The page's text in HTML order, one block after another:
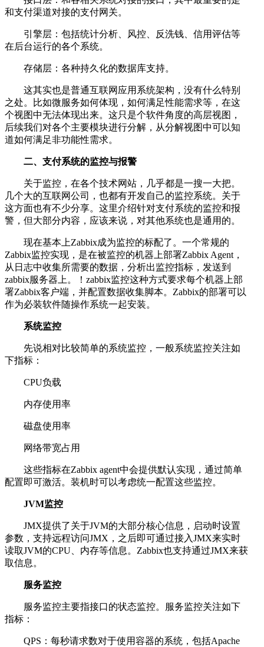
和支付渠道对接的支付网关。
引擎层：包括统计分析、风控、反洗钱、信用评估等
在后台运行的各个系统。
存储层：各种持久化的数据库支持。
这其实也是普通互联网应用系统架构，没有什么特别
之处。比如微服务如何体现，如何满足性能需求等，在这
个视图中无法体现出来。这只是个软件角度的高层视图，
后续我们对各个主要模块进行分解，从分解视图中可以知
道如何满足非功能性需求。
二、支付系统的监控与报警
关于监控，在各个技术网站，几乎都是一搜一大把。
几个大的互联网公司，也都有开发自己的监控系统。关于
这方面也有不少分享。这里介绍针对支付系统的监控和报
警，但大部分内容，应该来说，对其他系统也是通用的。
现在基本上Zabbix成为监控的标配了。一个常规的
Zabbix监控实现，是在被监控的机器上部署Zabbix Agent，
从日志中收集所需要的数据，分析出监控指标，发送到
zabbix服务器上。！zabbix监控这种方式要求每个机器上部
署Zabbix客户端，并配置数据收集脚本。Zabbix的部署可以
作为必装软件随操作系统一起安装。
系统监控
先说相对比较简单的系统监控，一般系统监控关注如
下指标：
CPU负载
内存使用率
磁盘使用率
网络带宽占用
这些指标在Zabbix agent中会提供默认实现，通过简单
配置即可激活。装机时可以考虑统一配置这些监控。
JVM监控
JMX提供了关于JVM的大部分核心信息，启动时设置
参数，支持远程访问JMX，之后即可通过接入JMX来实时
读取JVM的CPU、内存等信息。Zabbix也支持通过JMX来获
取信息。
服务监控
服务监控主要指接口的状态监控。服务监控关注如下
指标：
QPS：每秒请求数对于使用容器的系统，包括Apache